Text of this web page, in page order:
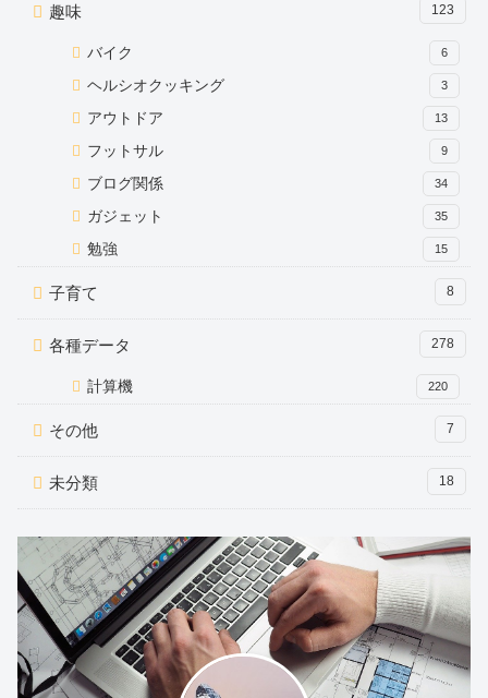
趣味 123
バイク 6
ヘルシオクッキング 3
アウトドア 13
フットサル 9
ブログ関係 34
ガジェット 35
勉強 15
子育て 8
各種データ 278
計算機 220
その他 7
未分類 18